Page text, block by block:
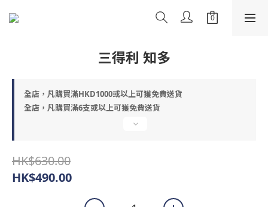
三得利 知多
全店，凡購買滿HKD1000或以上可獲免費送貨
全店，凡購買滿6支或以上可獲免費送貨
HK$630.00
HK$490.00